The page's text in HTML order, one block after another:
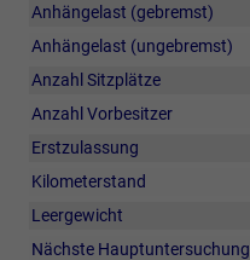
Anhängelast (gebremst)
Anhängelast (ungebremst)
Anzahl Sitzplätze
Anzahl Vorbesitzer
Erstzulassung
Kilometerstand
Leergewicht
Nächste Hauptuntersuchung